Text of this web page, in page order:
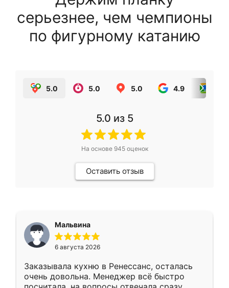
серьезнее, чем чемпионы
по фигурному катанию
5.0 5.0 5.0 4.9
5.0 из 5
На основе 945оценок
Оставить отзыв
Мальвина
6 августа 2026
Заказывала кухню в Ренессанс, осталась
очень довольна. Менеджер всё быстро